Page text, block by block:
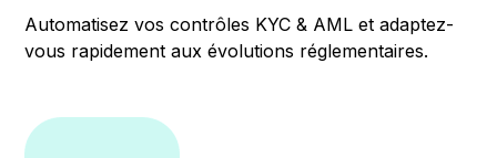
Automatisez vos contrôles KYC & AML et adaptez-
vous rapidement aux évolutions réglementaires.